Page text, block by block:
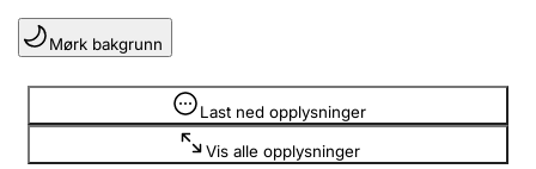
Lag og forening
Registrere, endre, slette
Mørk bakgrunn
Last ned opplysninger
Vis alle opplysninger
Opplysninger er skjult